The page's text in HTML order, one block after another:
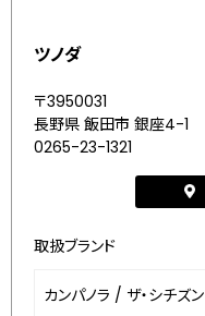
ツノダ
〒3950031
長野県 飯田市 銀座4-1
0265-23-1321
取扱ブランド
カンパノラ / ザ・シチズン